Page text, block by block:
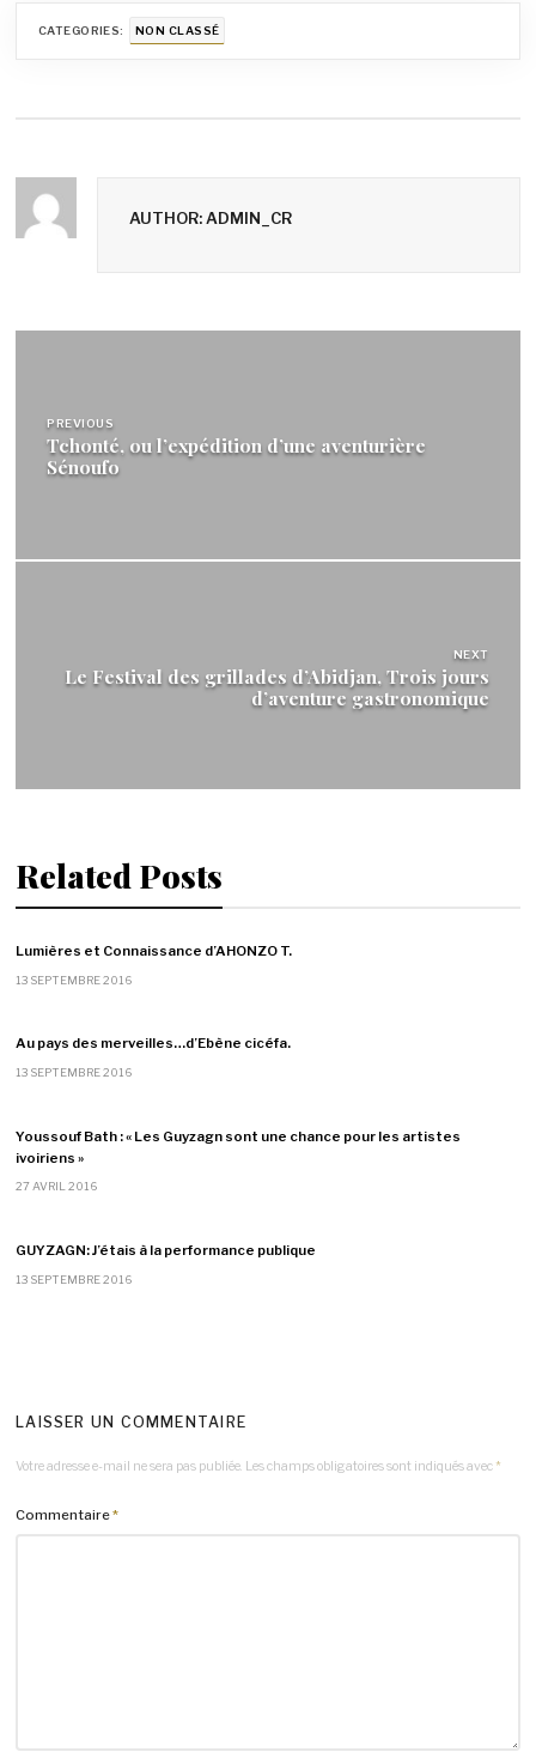
CATEGORIES: NON CLASSÉ
AUTHOR: ADMIN_CR
de
l’article
PREVIOUS
Tchonté, ou l’expédition d’une aventurière
Sénoufo
NEXT
Le Festival des grillades d’Abidjan, Trois jours
d’aventure gastronomique
Related Posts
Lumières et Connaissance d’AHONZO T.
13 SEPTEMBRE 2016
Au pays des merveilles…d’Ebène cicéfa.
13 SEPTEMBRE 2016
Youssouf Bath : « Les Guyzagn sont une chance pour les artistes
ivoiriens »
27 AVRIL 2016
GUYZAGN: J’étais à la performance publique
13 SEPTEMBRE 2016
LAISSER UN COMMENTAIRE
Votre adresse e-mail ne sera pas publiée. Les champs obligatoires sont indiqués avec *
Commentaire*